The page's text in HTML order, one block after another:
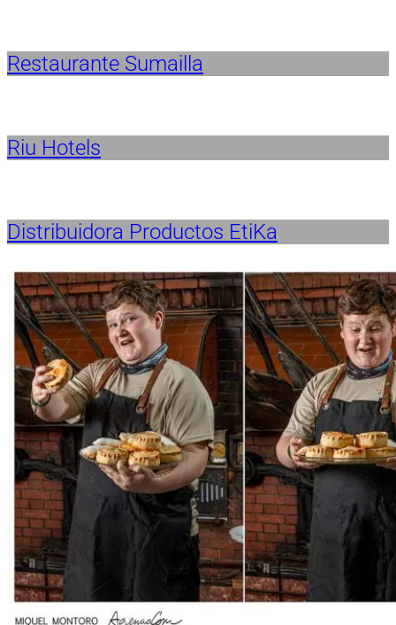
Restaurante Sumailla
Riu Hotels
Distribuidora Productos EtiKa